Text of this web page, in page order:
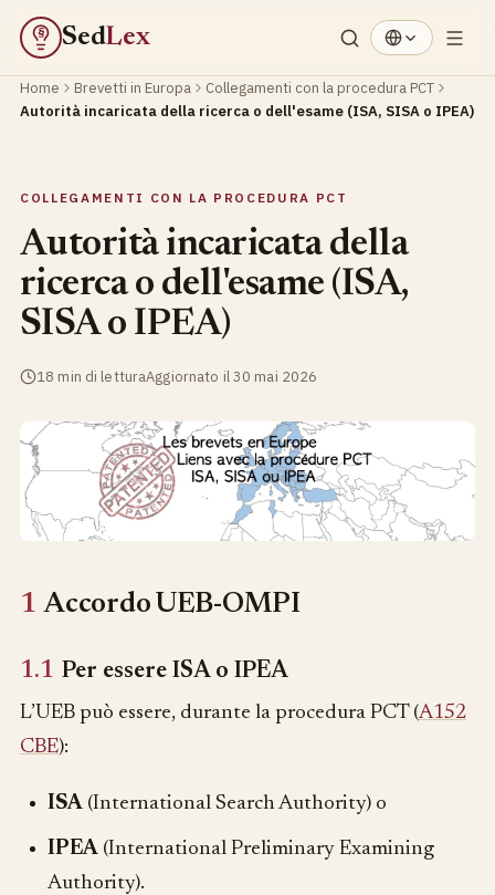
§ SedLex
Home Brevetti in Europa
Collegamenti con la procedura PCT
Autorità incaricata della ricerca o dell'esame (ISA, SISA o IPEA)
COLLEGAMENTI CON LA PROCEDURA PCT
Autorità incaricata della
ricerca o dell'esame (ISA,
SISA o IPEA)
18 min di letturaAggiornato il 30 mai 2026
1 Accordo UEB-OMPI
1.1 Per essere ISA o IPEA
L’UEB può essere, durante la procedura PCT (A152
CBE):
ISA(International Search Authority) o
IPEA(International Preliminary Examining
Authority).